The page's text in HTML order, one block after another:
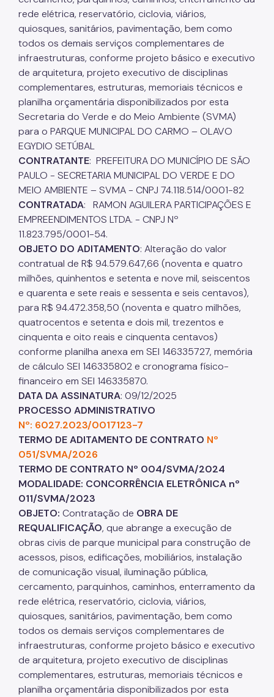
rede elétrica, reservatório, ciclovia, viários,
quiosques, sanitários, pavimentação, bem como
todos os demais serviços complementares de
infraestruturas, conforme projeto básico e executivo
de arquitetura, projeto executivo de disciplinas
complementares, estruturas, memoriais técnicos e
planilha orçamentária disponibilizados por esta
Secretaria do Verde e do Meio Ambiente (SVMA)
para o PARQUE MUNICIPAL DO CARMO – OLAVO
EGYDIO SETÚBAL
CONTRATANTE: PREFEITURA DO MUNICÍPIO DE SÃO
PAULO - SECRETARIA MUNICIPAL DO VERDE E DO
MEIO AMBIENTE – SVMA - CNPJ 74.118.514/0001-82
CONTRATADA: RAMON AGUILERA PARTICIPAÇÕES E
EMPREENDIMENTOS LTDA. - CNPJ Nº
11.823.795/0001-54.
OBJETO DO ADITAMENTO: Alteração do valor
contratual de R$ 94.579.647,66 (noventa e quatro
milhões, quinhentos e setenta e nove mil, seiscentos
e quarenta e sete reais e sessenta e seis centavos),
para R$ 94.472.358,50 (noventa e quatro milhões,
quatrocentos e setenta e dois mil, trezentos e
cinquenta e oito reais e cinquenta centavos)
conforme planilha anexa em SEI 146335727, memória
de cálculo SEI 146335802 e cronograma físico-
financeiro em SEI 146335870.
DATA DA ASSINATURA: 09/12/2025
PROCESSO ADMINISTRATIVO
Nº: 6027.2023/0017123-7
TERMO DE ADITAMENTO DE CONTRATO Nº
051/SVMA/2026
TERMO DE CONTRATO Nº 004/SVMA/2024
MODALIDADE: CONCORRÊNCIA ELETRÔNICA nº
011/SVMA/2023
OBJETO: Contratação de OBRA DE
REQUALIFICAÇÃO, que abrange a execução de
obras civis de parque municipal para construção de
acessos, pisos, edificações, mobiliários, instalação
de comunicação visual, iluminação pública,
cercamento, parquinhos, caminhos, enterramento da
rede elétrica, reservatório, ciclovia, viários,
quiosques, sanitários, pavimentação, bem como
todos os demais serviços complementares de
infraestruturas, conforme projeto básico e executivo
de arquitetura, projeto executivo de disciplinas
complementares, estruturas, memoriais técnicos e
planilha orçamentária disponibilizados por esta